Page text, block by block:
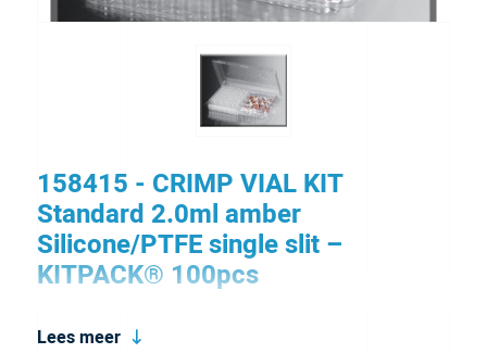
158415 - CRIMP VIAL KIT
Standard 2.0ml amber
Silicone/PTFE single slit –
KITPACK® 100pcs
Complete kit: amber glazen vial 2,0 ml + zilveren
Lees meer